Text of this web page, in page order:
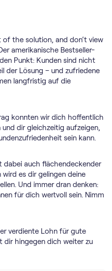
the solution, and don’t view
amerikanische Bestseller-
Punkt: Kunden sind nicht
der Lösung – und zufriedene
langfristig auf die
konnten wir dich hoffentlich
und dir gleichzeitig aufzeigen,
sein kann.
dabei auch flächendeckender
wird es dir gelingen deine
Und immer dran denken:
für dich wertvoll sein. Nimm
verdiente Lohn für gute
dir hingegen dich weiter zu